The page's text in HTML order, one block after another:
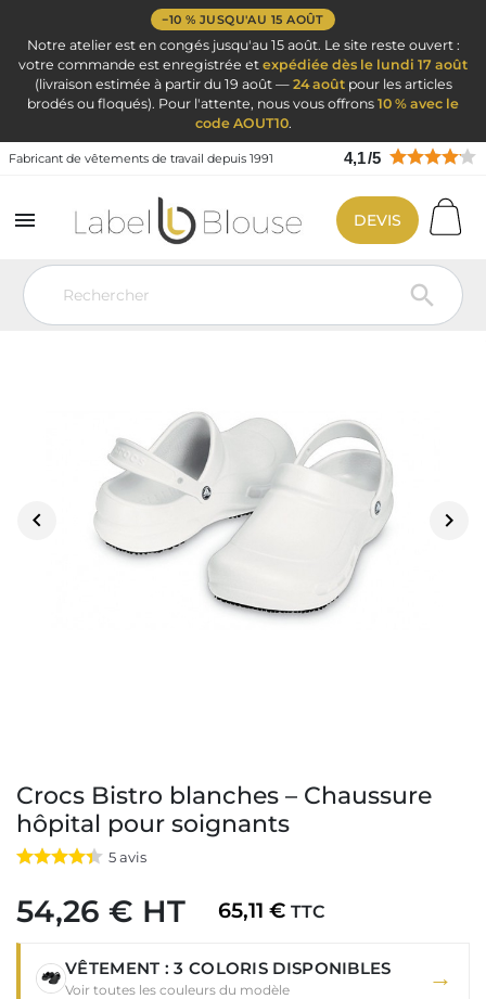
−10 % JUSQU'AU 15 AOÛT
Notre atelier est en congés jusqu'au 15 août. Le site reste ouvert :
votre commande est enregistrée et expédiée dès le lundi 17 août
(livraison estimée à partir du 19 août — 24 aoûtpour les articles
brodés ou floqués). Pour l'attente, nous vous offrons 10 % avec le
code AOUT10.
Fabricant de vêtements de travail depuis 1991 4,1/5


DEVIS
Vêtement de travail Blouse médicale
Chaussure Hopital Infirmière
 
Crocs Bistro blanches – Chaussure
hôpital pour soignants
5avis
54,26 € HT 65,11 € TTC
VÊTEMENT : 3 COLORIS DISPONIBLES
Voir toutes les couleurs du modèle →